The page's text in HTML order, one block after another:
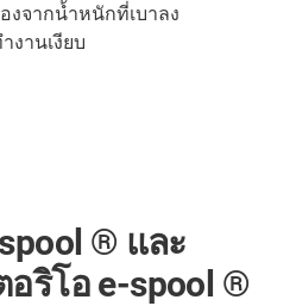
งจากน้ำหนักที่เบาลง
งานเงียบ
® และ
ริโอ e-spool ®